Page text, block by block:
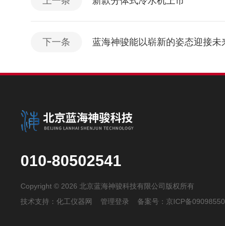
下一条 蓝海神骏能以崭新的姿态迎接未
010-80502541
Copyright © 2026 北京蓝海神骏科技有限公司版权所有
技术支持：化工仪器网 管理登录 备案号： 京ICP备